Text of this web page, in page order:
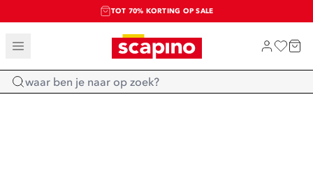
TOT 70% KORTING OP SALE
SALE: LAATSTE KANS!
SHOP NIEUW
Home